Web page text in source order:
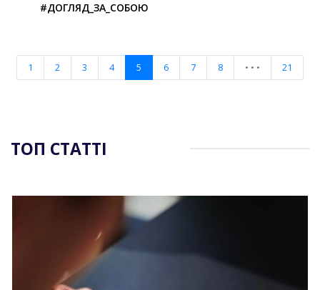
#ДОГЛЯД_ЗА_СОБОЮ
1 2 3 4 5 6 7 8 • • • 21
ТОП СТАТТІ